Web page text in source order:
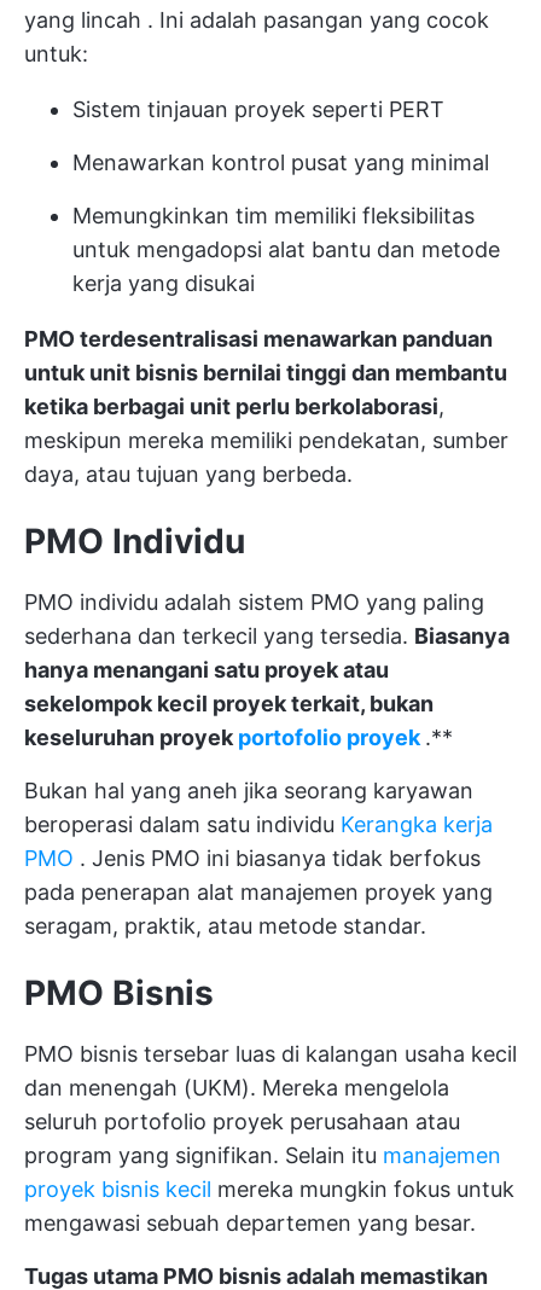
yang lincah . Ini adalah pasangan yang cocok
untuk:
Sistem tinjauan proyek seperti PERT
Menawarkan kontrol pusat yang minimal
Memungkinkan tim memiliki fleksibilitas
untuk mengadopsi alat bantu dan metode
kerja yang disukai
PMO terdesentralisasi menawarkan panduan
untuk unit bisnis bernilai tinggi dan membantu
ketika berbagai unit perlu berkolaborasi,
meskipun mereka memiliki pendekatan, sumber
daya, atau tujuan yang berbeda.
PMO Individu
PMO individu adalah sistem PMO yang paling
sederhana dan terkecil yang tersedia. Biasanya
hanya menangani satu proyek atau
sekelompok kecil proyek terkait, bukan
keseluruhan proyek portofolio proyek .**
Bukan hal yang aneh jika seorang karyawan
beroperasi dalam satu individu Kerangka kerja
PMO . Jenis PMO ini biasanya tidak berfokus
pada penerapan alat manajemen proyek yang
seragam, praktik, atau metode standar.
PMO Bisnis
PMO bisnis tersebar luas di kalangan usaha kecil
dan menengah (UKM). Mereka mengelola
seluruh portofolio proyek perusahaan atau
program yang signifikan. Selain itu manajemen
proyek bisnis kecil mereka mungkin fokus untuk
mengawasi sebuah departemen yang besar.
Tugas utama PMO bisnis adalah memastikan